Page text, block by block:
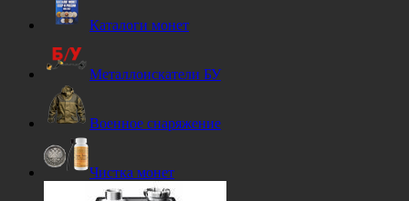
Каталоги монет
Металлоискатели БУ
Военное снаряжение
Чистка монет